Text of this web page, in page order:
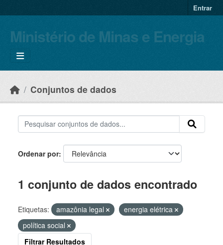
Entrar
Ministério de Minas e Energia
Conjuntos de dados
Ordenar por
1 conjunto de dados encontrado
Etiquetas: amazônia legal
energia elétrica
política social
Filtrar Resultados